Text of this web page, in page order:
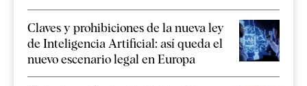
Claves y prohibiciones de la nueva ley
de Inteligencia Artificial: así queda el
nuevo escenario legal en Europa